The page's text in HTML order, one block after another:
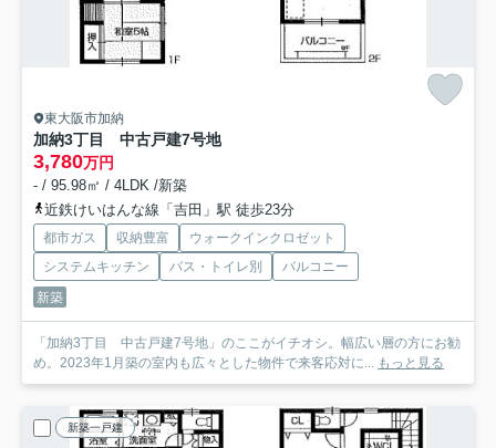
東大阪市加納
加納3丁目 中古戸建7号地
3,780万円
- / 95.98㎡ / 4LDK /新築
近鉄けいはんな線「吉田」駅 徒歩23分
都市ガス 収納豊富
ウォークインクロゼット
システムキッチン
バス・トイレ別
バルコニー
新築
「加納3丁目 中古戸建7号地」のここがイチオシ。幅広い層の方にお勧
め。2023年1月築の室内も広々とした物件で来客応対に...
もっと見る
新築一戸建